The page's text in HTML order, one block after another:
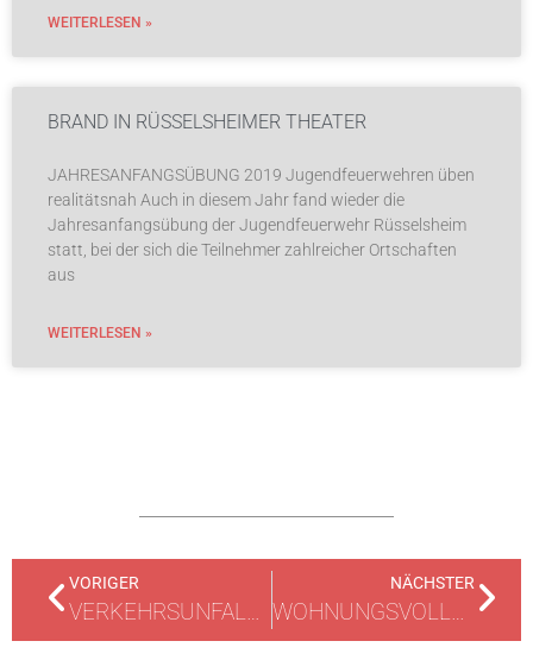
WEITERLESEN »
BRAND IN RÜSSELSHEIMER THEATER
JAHRESANFANGSÜBUNG 2019 Jugendfeuerwehren üben
realitätsnah Auch in diesem Jahr fand wieder die
Jahresanfangsübung der Jugendfeuerwehr Rüsselsheim
statt, bei der sich die Teilnehmer zahlreicher Ortschaften
aus
WEITERLESEN »
VORIGER
VERKEHRSUNFALL MIT LKW / TANK AUFGERISSEN
NÄCHSTER
WOHNUNGSVOLLBRAND / DACHSTUHLBRAND